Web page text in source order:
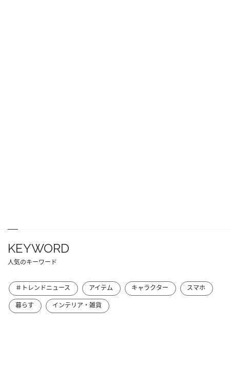
KEYWORD
人気のキーワード
＃トレンドニュース アイテム キャラクター
スマホ
暮らす
インテリア・雑貨